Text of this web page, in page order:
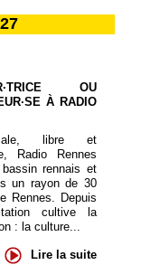
OU
À RADIO
libre et
Radio Rennes
rennais et
un rayon de 30
Rennes. Depuis
cultive la
: la culture...
Lire la suite